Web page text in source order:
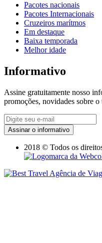
Pacotes nacionais
Pacotes Internacionais
Cruzeiros marítmos
Em destaque
Baixa temporada
Melhor idade
Informativo
Assine gratuitamente nosso
promoções, novidades sobre
Assinar o informativo
2018 © Todos os